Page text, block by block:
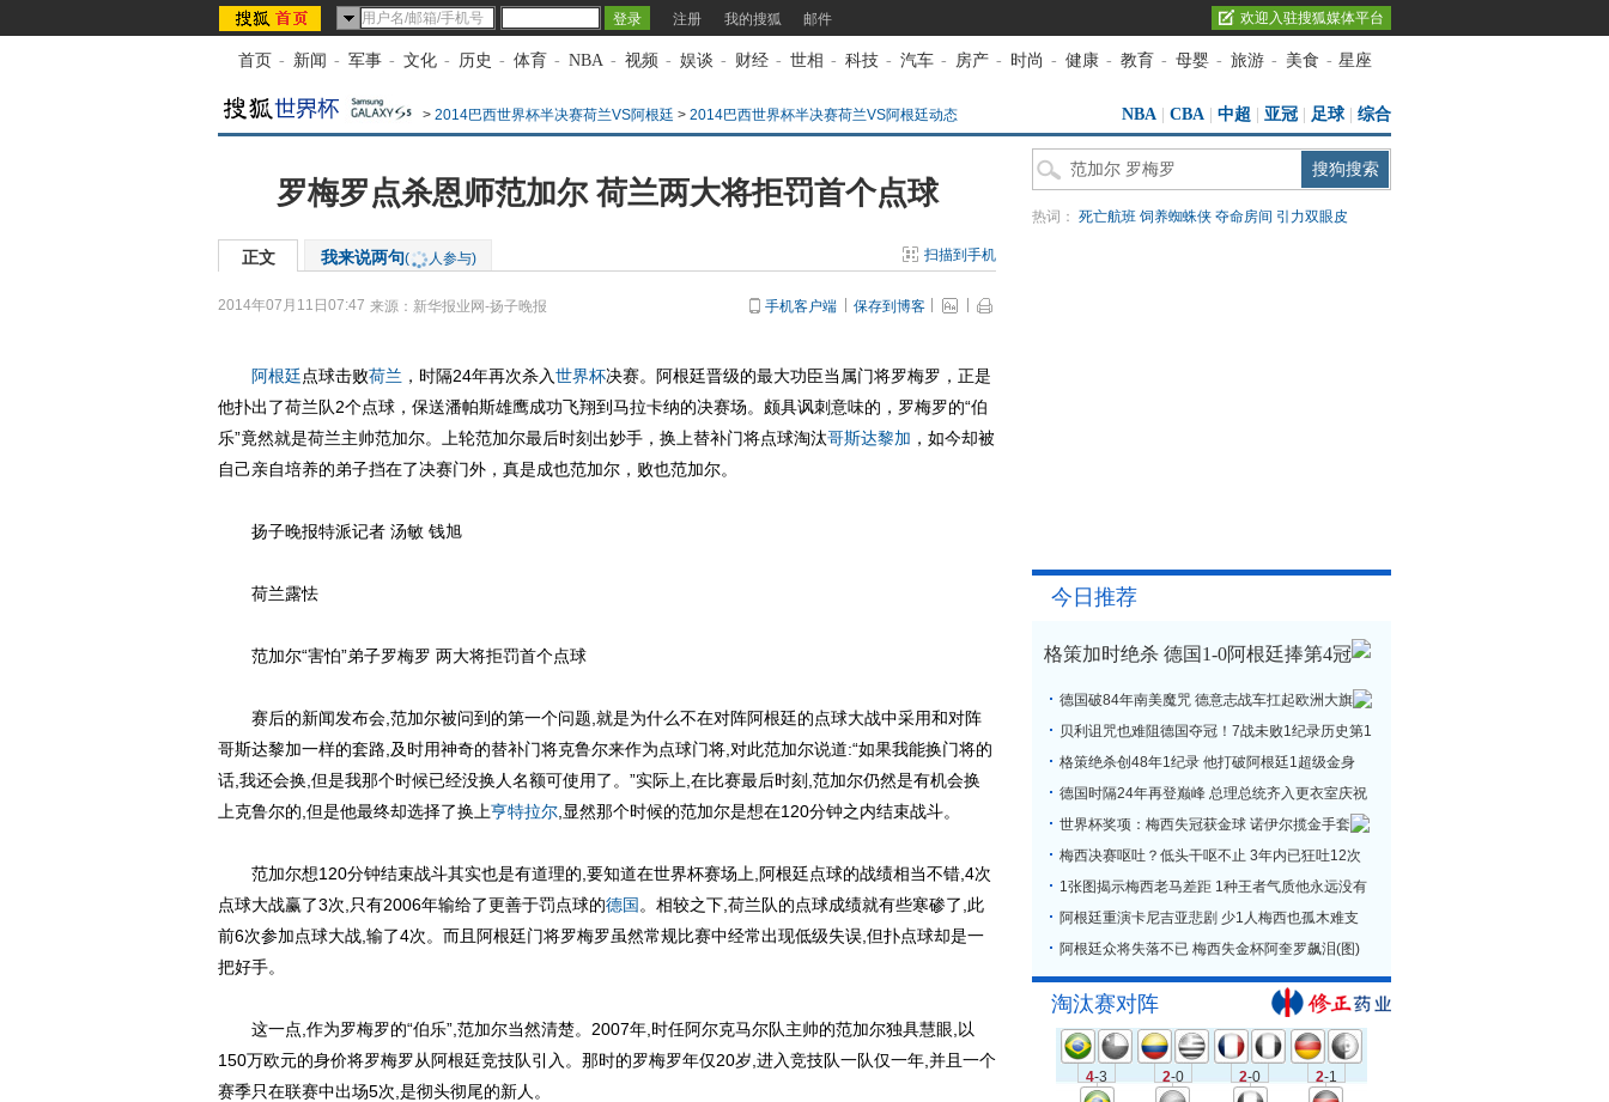
注册 我的搜狐 邮件 欢迎入驻搜狐媒体平台
首页 - 新闻 - 军事 - 文化 - 历史 - 体育 - NBA - 视频 - 娱谈 - 财经 - 世相 - 科技 - 汽车 - 房产 - 时尚 - 健康 - 教育 - 母婴 - 旅游 - 美食 - 星座
> 2014巴西世界杯半决赛荷兰VS阿根廷 > 2014巴西世界杯半决赛荷兰VS阿根廷动态 NBA CBA 中超 亚冠 足球| 综合
罗梅罗点杀恩师范加尔 荷兰两大将拒罚首个点球
正文 我来说两句( 人参与) 扫描到手机
2014年07月11日07:47 来源： 新华报业网-扬子晚报 手机客户端 保存到博客
阿根廷点球击败荷兰 ，时隔24年再次杀入世界杯决赛。阿根廷晋级的最大功臣当属门将罗梅罗，正是
他扑出了荷兰队2个点球，保送潘帕斯雄鹰成功飞翔到马拉卡纳的决赛场。颇具讽刺意味的，罗梅罗的“伯
乐”竟然就是荷兰主帅范加尔。上轮范加尔最后时刻出妙手，换上替补门将点球淘汰哥斯达黎加 ，如今却被
自己亲自培养的弟子挡在了决赛门外，真是成也范加尔，败也范加尔。
扬子晚报特派记者 汤敏 钱旭
荷兰露怯
范加尔“害怕”弟子罗梅罗 两大将拒罚首个点球
赛后的新闻发布会,范加尔被问到的第一个问题,就是为什么不在对阵阿根廷的点球大战中采用和对阵
哥斯达黎加一样的套路,及时用神奇的替补门将克鲁尔来作为点球门将,对此范加尔说道:“如果我能换门将的
话,我还会换,但是我那个时候已经没换人名额可使用了。”实际上,在比赛最后时刻,范加尔仍然是有机会换
上克鲁尔的,但是他最终却选择了换上亨特拉尔 ,显然那个时候的范加尔是想在120分钟之内结束战斗。
范加尔想120分钟结束战斗其实也是有道理的,要知道在世界杯赛场上,阿根廷点球的战绩相当不错,4次
点球大战赢了3次,只有2006年输给了更善于罚点球的德国 。相较之下,荷兰队的点球成绩就有些寒碜了,此
前6次参加点球大战,输了4次。而且阿根廷门将罗梅罗虽然常规比赛中经常出现低级失误,但扑点球却是一
把好手。
这一点,作为罗梅罗的“伯乐”,范加尔当然清楚。2007年,时任阿尔克马尔队主帅的范加尔独具慧眼,以
150万欧元的身价将罗梅罗从阿根廷竞技队引入。那时的罗梅罗年仅20岁,进入竞技队一队仅一年,并且一个
赛季只在联赛中出场5次,是彻头彻尾的新人。
热词： 死亡航班 饲养蜘蛛侠 夺命房间 引力双眼皮
今日推荐
格策加时绝杀 德国1-0阿根廷捧第4冠
德国破84年南美魔咒 德意志战车扛起欧洲大旗
贝利诅咒也难阻德国夺冠！7战未败1纪录历史第1
格策绝杀创48年1纪录 他打破阿根廷1超级金身
德国时隔24年再登巅峰 总理总统齐入更衣室庆祝
世界杯奖项：梅西失冠获金球 诺伊尔揽金手套
梅西决赛呕吐？低头干呕不止 3年内已狂吐12次
1张图揭示梅西老马差距 1种王者气质他永远没有
阿根廷重演卡尼吉亚悲剧 少1人梅西也孤木难支
阿根廷众将失落不已 梅西失金杯阿奎罗飙泪(图)
淘汰赛对阵
4-3 2-0 2-0 2-1